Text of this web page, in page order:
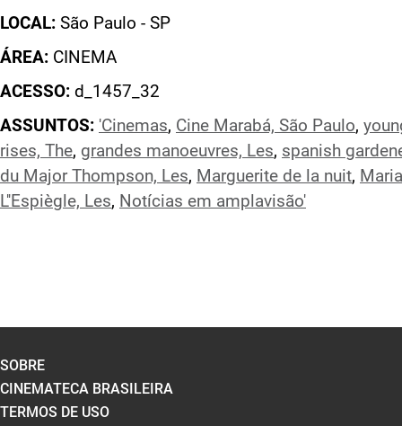
LOCAL: São Paulo - SP
ÁREA: CINEMA
ACESSO: d_1457_32
ASSUNTOS: 'Cinemas, Cine Marabá, São Paulo,
rises, The, grandes manoeuvres, Les, spanish
du Major Thompson, Les, Marguerite de la nuit,
L''Espiègle, Les, Notícias em amplavisão'
SOBRE
CINEMATECA BRASILEIRA
TERMOS DE USO